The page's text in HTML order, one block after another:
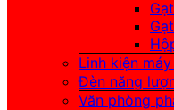
Linh kiện
Đèn năng
Văn phòng